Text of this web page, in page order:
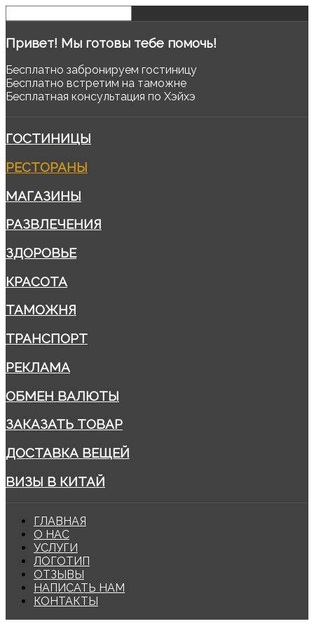
Привет! Мы готовы тебе помочь!
Бесплатно забронируем гостиницу
Бесплатно встретим на таможне
Бесплатная консультация по Хэйхэ
ГОСТИНИЦЫ
РЕСТОРАНЫ
МАГАЗИНЫ
РАЗВЛЕЧЕНИЯ
ЗДОРОВЬЕ
КРАСОТА
ТАМОЖНЯ
ТРАНСПОРТ
РЕКЛАМА
ОБМЕН ВАЛЮТЫ
ЗАКАЗАТЬ ТОВАР
ДОСТАВКА ВЕЩЕЙ
ВИЗЫ В КИТАЙ
ГЛАВНАЯ
О НАС
УСЛУГИ
ЛОГОТИП
ОТЗЫВЫ
НАПИСАТЬ НАМ
КОНТАКТЫ